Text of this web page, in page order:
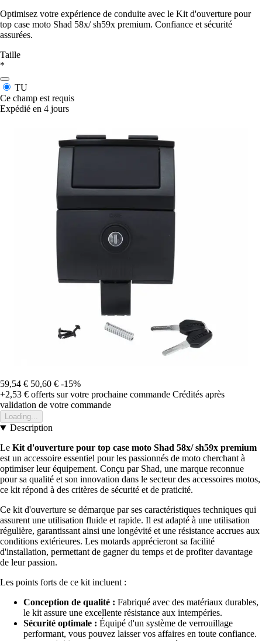
Optimisez votre expérience de conduite avec le Kit d'ouverture pour
top case moto Shad 58x/ sh59x premium. Confiance et sécurité
assurées.
Taille
*
TU
Ce champ est requis
Expédié en 4 jours
59,54 € 50,60 € -15%
+2,53 € offerts sur votre prochaine commande Crédités après
validation de votre commande
Loading...
Description
Le Kit d'ouverture pour top case moto Shad 58x/ sh59x premium
est un accessoire essentiel pour les passionnés de moto cherchant à
optimiser leur équipement. Conçu par Shad, une marque reconnue
pour sa qualité et son innovation dans le secteur des accessoires motos,
ce kit répond à des critères de sécurité et de praticité.
Ce kit d'ouverture se démarque par ses caractéristiques techniques qui
assurent une utilisation fluide et rapide. Il est adapté à une utilisation
régulière, garantissant ainsi une longévité et une résistance accrues aux
conditions extérieures. Les motards apprécieront sa facilité
d'installation, permettant de gagner du temps et de profiter davantage
de leur passion.
Les points forts de ce kit incluent :
Conception de qualité : Fabriqué avec des matériaux durables,
le kit assure une excellente résistance aux intempéries.
Sécurité optimale : Équipé d'un système de verrouillage
performant, vous pouvez laisser vos affaires en toute confiance.